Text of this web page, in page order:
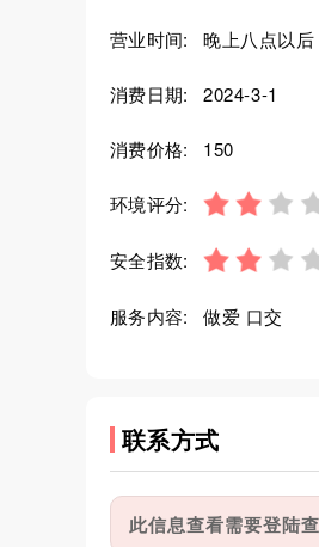
营业时间: 晚上八点以后
消费日期: 2024-3-1
消费价格: 150
环境评分:
安全指数:
服务内容: 做爱 口交
联系方式
此信息查看需要登陆